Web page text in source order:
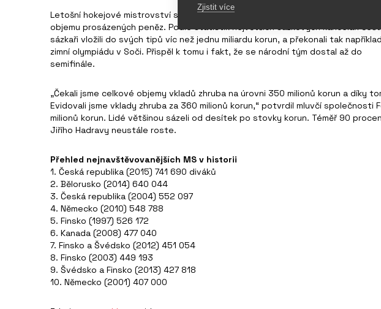
Letošní hokejové mistrovství světa bylo rekordní nejen v návštěvnosti, ale i v
objemu prosázených peněz. Podle statistik největších sázkových kanceláří
sázkaři vložili do svých tipů víc než jednu miliardu korun, a překonali tak například
zimní olympiádu v Soči. Přispěl k tomu i fakt, že se národní tým dostal až do
semifinále.
„Čekali jsme celkové objemy vkladů zhruba na úrovni 350 milionů korun a
Evidovali jsme vklady zhruba za 360 milionů korun,“ potvrdil mluvčí
milionů korun. Lidé většinou sázeli od desítek po stovky korun. Téměř 90
Jiřího Hadravy neustále roste.
Přehled nejnavštěvovanějších MS v historii
1. Česká republika (2015) 741 690 diváků
2. Bělorusko (2014) 640 044
3. Česká republika (2004) 552 097
4. Německo (2010) 548 788
5. Finsko (1997) 526 172
6. Kanada (2008) 477 040
7. Finsko a Švédsko (2012) 451 054
8. Finsko (2003) 449 193
9. Švédsko a Finsko (2013) 427 818
10. Německo (2001) 407 000
Zjistit více